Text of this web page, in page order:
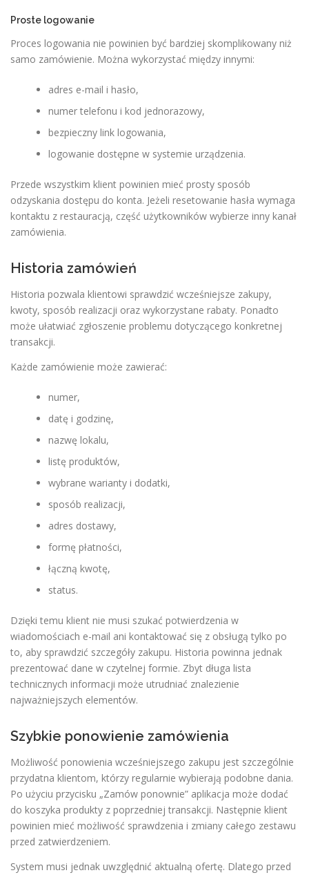
Proste logowanie
Proces logowania nie powinien być bardziej skomplikowany niż
samo zamówienie. Można wykorzystać między innymi:
adres e-mail i hasło,
numer telefonu i kod jednorazowy,
bezpieczny link logowania,
logowanie dostępne w systemie urządzenia.
Przede wszystkim klient powinien mieć prosty sposób
odzyskania dostępu do konta. Jeżeli resetowanie hasła wymaga
kontaktu z restauracją, część użytkowników wybierze inny kanał
zamówienia.
Historia zamówień
Historia pozwala klientowi sprawdzić wcześniejsze zakupy,
kwoty, sposób realizacji oraz wykorzystane rabaty. Ponadto
może ułatwiać zgłoszenie problemu dotyczącego konkretnej
transakcji.
Każde zamówienie może zawierać:
numer,
datę i godzinę,
nazwę lokalu,
listę produktów,
wybrane warianty i dodatki,
sposób realizacji,
adres dostawy,
formę płatności,
łączną kwotę,
status.
Dzięki temu klient nie musi szukać potwierdzenia w
wiadomościach e-mail ani kontaktować się z obsługą tylko po
to, aby sprawdzić szczegóły zakupu. Historia powinna jednak
prezentować dane w czytelnej formie. Zbyt długa lista
technicznych informacji może utrudniać znalezienie
najważniejszych elementów.
Szybkie ponowienie zamówienia
Możliwość ponowienia wcześniejszego zakupu jest szczególnie
przydatna klientom, którzy regularnie wybierają podobne dania.
Po użyciu przycisku „Zamów ponownie” aplikacja może dodać
do koszyka produkty z poprzedniej transakcji. Następnie klient
powinien mieć możliwość sprawdzenia i zmiany całego zestawu
przed zatwierdzeniem.
System musi jednak uwzględnić aktualną ofertę. Dlatego przed